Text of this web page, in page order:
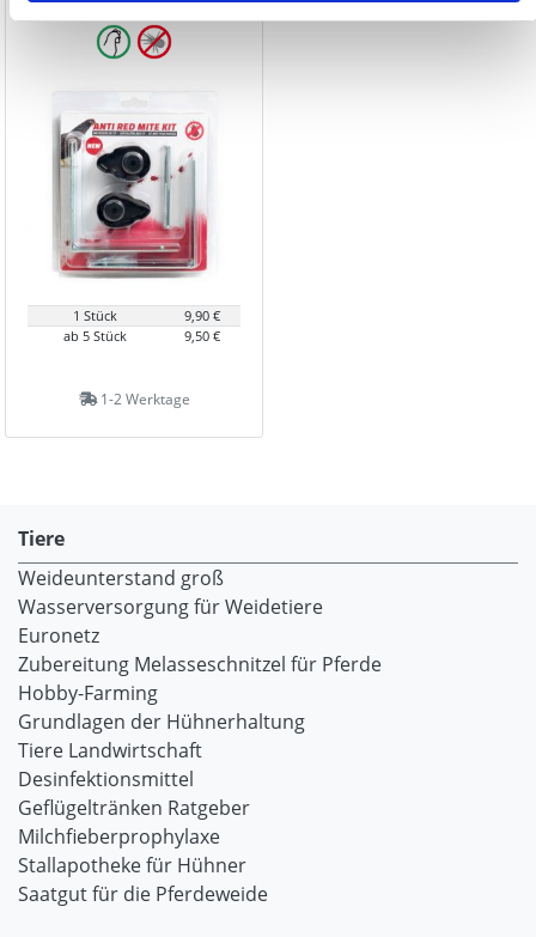
1 Stück
9,90 €
ab 5 Stück
9,50 €
1-2 Werktage
Tiere
Weideunterstand groß
Wasserversorgung für Weidetiere
Euronetz
Zubereitung Melasseschnitzel für Pferde
Hobby-Farming
Grundlagen der Hühnerhaltung
Tiere Landwirtschaft
Desinfektionsmittel
Geflügeltränken Ratgeber
Milchfieberprophylaxe
Stallapotheke für Hühner
Saatgut für die Pferdeweide